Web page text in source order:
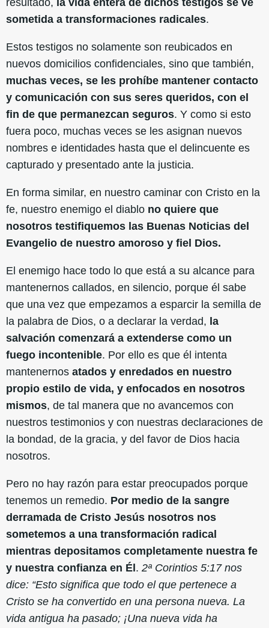
sometida a transformaciones radicales.
Estos testigos no solamente son reubicados en
nuevos domicilios confidenciales, sino que también,
muchas veces, se les prohíbe mantener contacto
y comunicación con sus seres queridos, con el
fin de que permanezcan seguros. Y como si esto
fuera poco, muchas veces se les asignan nuevos
nombres e identidades hasta que el delincuente es
capturado y presentado ante la justicia.
En forma similar, en nuestro caminar con Cristo en la
fe, nuestro enemigo el diablo no quiere que
nosotros testifiquemos las Buenas Noticias del
Evangelio de nuestro amoroso y fiel Dios.
El enemigo hace todo lo que está a su alcance para
mantenernos callados, en silencio, porque él sabe
que una vez que empezamos a esparcir la semilla de
la palabra de Dios, o a declarar la verdad, la
salvación comenzará a extenderse como un
fuego incontenible. Por ello es que él intenta
mantenernos atados y enredados en nuestro
propio estilo de vida, y enfocados en nosotros
mismos, de tal manera que no avancemos con
nuestros testimonios y con nuestras declaraciones de
la bondad, de la gracia, y del favor de Dios hacia
nosotros.
Pero no hay razón para estar preocupados porque
tenemos un remedio. Por medio de la sangre
derramada de Cristo Jesús nosotros nos
sometemos a una transformación radical
mientras depositamos completamente nuestra fe
y nuestra confianza en Él. 2ª Corintios 5:17 nos
dice: “Esto significa que todo el que pertenece a
Cristo se ha convertido en una persona nueva. La
vida antigua ha pasado; ¡Una nueva vida ha